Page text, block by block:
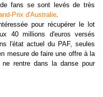
fans se sont levés de très
Prix d'Australie.
pour récupérer le lot
40 millions d'euros versés
l'état actuel du PAF, seules
mesure de faire une offre à la
rentre dans la danse pour